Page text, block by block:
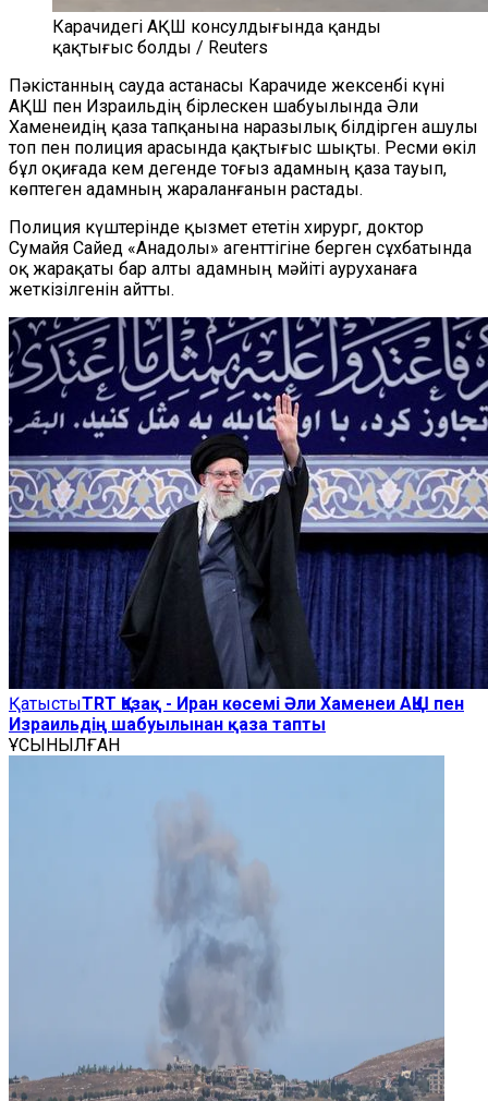
Карачидегі АҚШ консулдығында қанды
қақтығыс болды / Reuters
Пәкістанның сауда астанасы Карачиде жексенбі күні
АҚШ пен Израильдің бірлескен шабуылында Әли
Хаменеидің қаза тапқанына наразылық білдірген ашулы
топ пен полиция арасында қақтығыс шықты. Ресми өкіл
бұл оқиғада кем дегенде тоғыз адамның қаза тауып,
көптеген адамның жараланғанын растады.
Полиция күштерінде қызмет ететін хирург, доктор
Сумайя Сайед «Анадолы» агенттігіне берген сұхбатында
оқ жарақаты бар алты адамның мәйіті ауруханаға
жеткізілгенін айтты.
ҚатыстыTRT Қазақ - Иран көсемі Әли Хаменеи АҚШ пен
Израильдің шабуылынан қаза тапты
ҰСЫНЫЛҒАН